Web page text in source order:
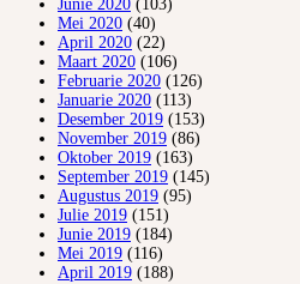
Junie 2020 (103)
Mei 2020 (40)
April 2020 (22)
Maart 2020 (106)
Februarie 2020 (126)
Januarie 2020 (113)
Desember 2019 (153)
November 2019 (86)
Oktober 2019 (163)
September 2019 (145)
Augustus 2019 (95)
Julie 2019 (151)
Junie 2019 (184)
Mei 2019 (116)
April 2019 (188)